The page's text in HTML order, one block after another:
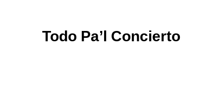
Todo Pa’l Concierto